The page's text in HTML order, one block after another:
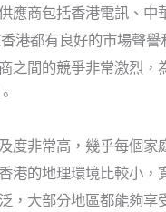
應商包括香港電訊、中
港都有良好的市場聲譽
之間的競爭非常激烈，
度非常高，幾乎每個家
港的地理環境比較小，
，大部分地區都能夠享